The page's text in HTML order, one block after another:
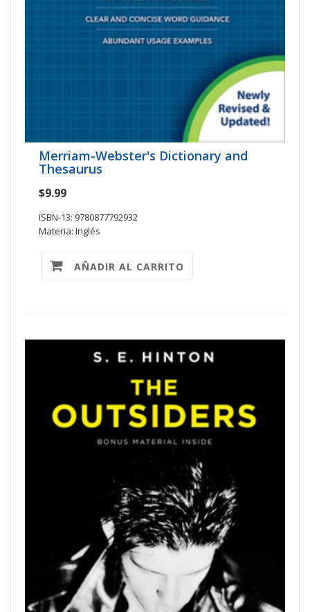
Merriam-Webster's Dictionary and
Thesaurus
$9.99
ISBN-13: 9780877792932
Materia: Inglés
AÑADIR AL CARRITO